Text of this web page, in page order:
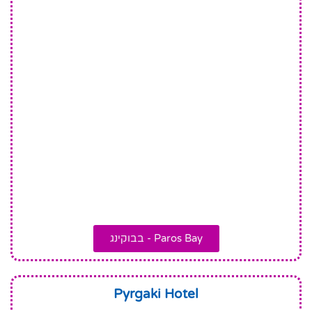
Paros Bay - בבוקינג
Pyrgaki Hotel